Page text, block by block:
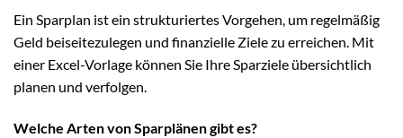
Ein Sparplan ist ein strukturiertes Vorgehen, um regelmäßig
Geld beiseitezulegen und finanzielle Ziele zu erreichen. Mit
einer Excel-Vorlage können Sie Ihre Sparziele übersichtlich
planen und verfolgen.
Welche Arten von Sparplänen gibt es?